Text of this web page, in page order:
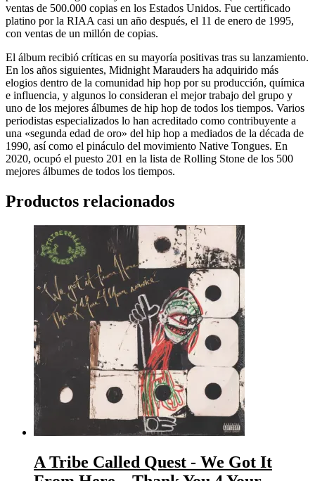
ventas de 500.000 copias en los Estados Unidos. Fue certificado
platino por la RIAA casi un año después, el 11 de enero de 1995,
con ventas de un millón de copias.
El álbum recibió críticas en su mayoría positivas tras su lanzamiento.
En los años siguientes, Midnight Marauders ha adquirido más
elogios dentro de la comunidad hip hop por su producción, química
e influencia, y algunos lo consideran el mejor trabajo del grupo y
uno de los mejores álbumes de hip hop de todos los tiempos. Varios
periodistas especializados lo han acreditado como contribuyente a
una «segunda edad de oro» del hip hop a mediados de la década de
1990, así como el pináculo del movimiento Native Tongues. En
2020, ocupó el puesto 201 en la lista de Rolling Stone de los 500
mejores álbumes de todos los tiempos.
Productos relacionados
A Tribe Called Quest ‎- We Got It